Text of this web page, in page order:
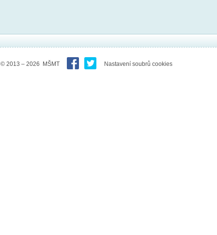
© 2013 – 2026 MŠMT Nastavení soubrů cookies